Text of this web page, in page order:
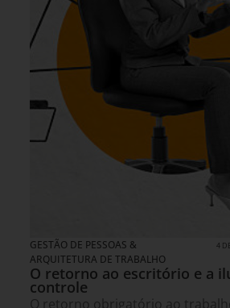
GESTÃO DE PESSOAS &
ARQUITETURA DE TRABALHO
4
O retorno ao escritório e a
controle
O retorno obrigatório ao